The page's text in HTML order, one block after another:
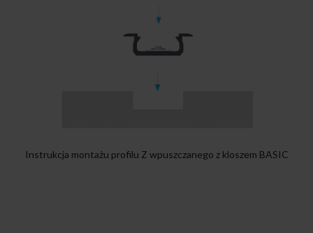
Instrukcja montażu profilu Z wpuszczanego z kloszem BASIC